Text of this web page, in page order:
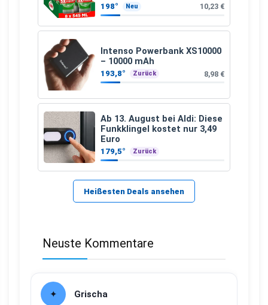
198° Neu 10,23 €
Intenso Powerbank XS10000
– 10000 mAh
193,8° Zurück 8,98 €
Ab 13. August bei Aldi: Diese
Funkklingel kostet nur 3,49
Euro
179,5° Zurück
Heißesten Deals ansehen
Neuste Kommentare
Grischa